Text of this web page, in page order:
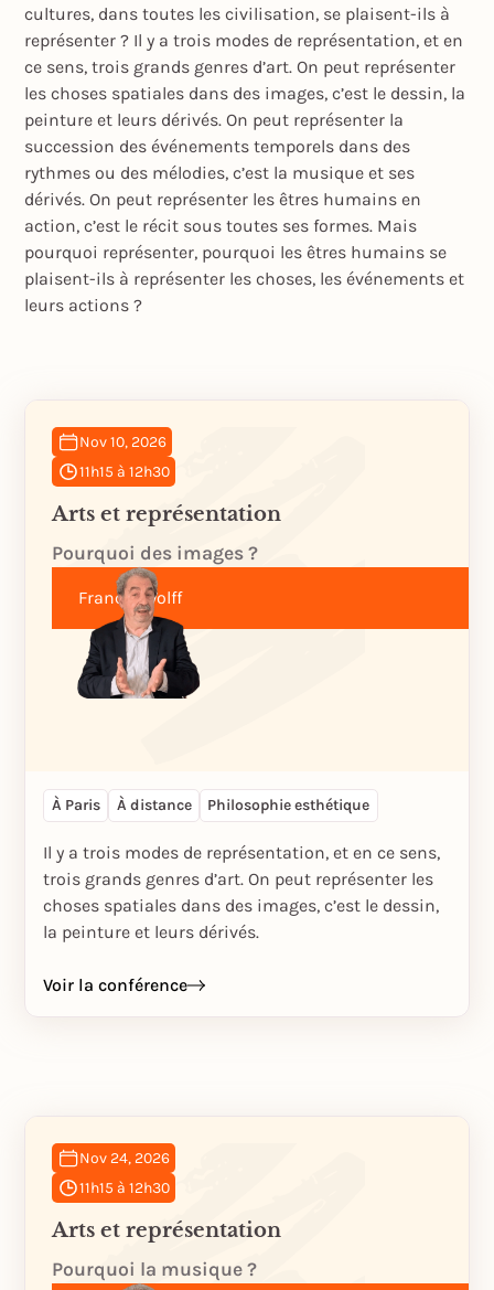
cultures, dans toutes les civilisation, se plaisent-ils à
représenter ? Il y a trois modes de représentation, et en
ce sens, trois grands genres d’art. On peut représenter
les choses spatiales dans des images, c’est le dessin, la
peinture et leurs dérivés. On peut représenter la
succession des événements temporels dans des
rythmes ou des mélodies, c’est la musique et ses
dérivés. On peut représenter les êtres humains en
action, c’est le récit sous toutes ses formes. Mais
pourquoi représenter, pourquoi les êtres humains se
plaisent-ils à représenter les choses, les événements et
leurs actions ?
Nov 10, 2026
11h15 à 12h30
Arts et représentation
Pourquoi des images ?
Francis Wolff
À Paris À distance Philosophie esthétique
Il y a trois modes de représentation, et en ce sens,
trois grands genres d’art. On peut représenter les
choses spatiales dans des images, c’est le dessin,
la peinture et leurs dérivés.
Voir la conférence
Nov 24, 2026
11h15 à 12h30
Arts et représentation
Pourquoi la musique ?